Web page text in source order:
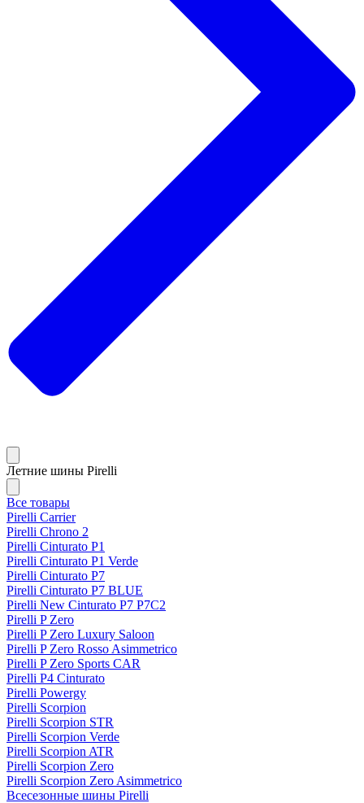
Летние шины Pirelli
Все товары
Pirelli Carrier
Pirelli Chrono 2
Pirelli Cinturato P1
Pirelli Cinturato P1 Verde
Pirelli Cinturato P7
Pirelli Cinturato P7 BLUE
Pirelli New Cinturato P7 P7C2
Pirelli P Zero
Pirelli P Zero Luxury Saloon
Pirelli P Zero Rosso Asimmetrico
Pirelli P Zero Sports CAR
Pirelli P4 Cinturato
Pirelli Powergy
Pirelli Scorpion
Pirelli Scorpion STR
Pirelli Scorpion Verde
Pirelli Scorpion ATR
Pirelli Scorpion Zero
Pirelli Scorpion Zero Asimmetrico
Всесезонные шины Pirelli